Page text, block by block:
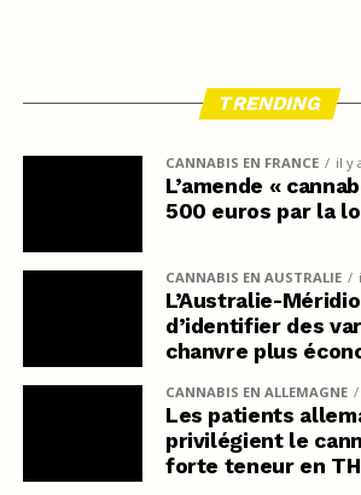
TRENDING
CANNABIS EN FRANCE il y
L’amende «
500 euros par la
CANNABIS EN AUSTRALIE
L’Australie-
d’identifier des
chanvre plus
CANNABIS EN ALLEMAGNE
Les patients
privilégient le
forte teneur en